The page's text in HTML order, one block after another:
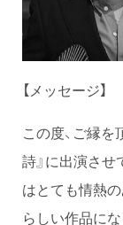
【メッセージ】
この度、ご縁
詩』に出演さ
はとても情熱
らしい作品に